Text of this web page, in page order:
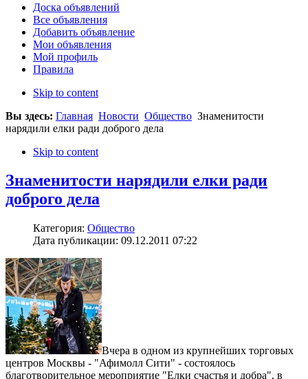
Доска объявлений
Все объявления
Добавить объявление
Мои объявления
Мой профиль
Правила
Skip to content
Вы здесь: Главная Новости Общество Знаменитости
нарядили елки ради доброго дела
Skip to content
Знаменитости нарядили елки ради
доброго дела
Категория: Общество
Дата публикации: 09.12.2011 07:22
Вчера в одном из крупнейших торговых
центров Москвы - "Афимолл Сити" - состоялось
благотворительное мероприятие "Елки счастья и добра", в